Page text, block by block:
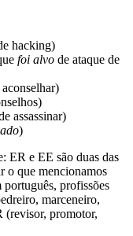
hacking)
foi alvo de ataque de
aconselhar)
assassinar)
)
ER e EE são duas das
o que mencionamos
português, profissões
marceneiro,
(revisor, promotor,